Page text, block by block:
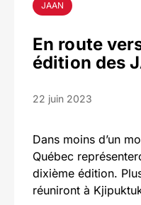
JAAN
En route
édition des
22 juin 2023
Dans moins d’un
Québec
dixième édition.
réuniront à